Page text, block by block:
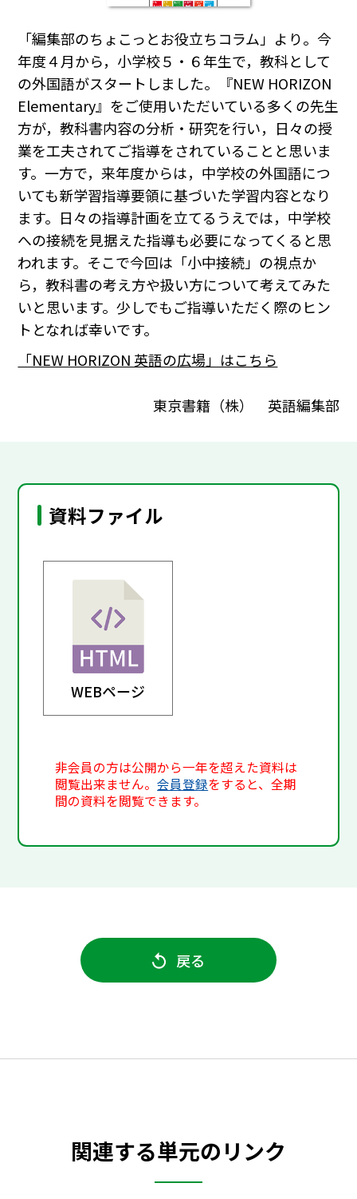
「編集部のちょこっとお役立ちコラム」より。今
年度４月から，小学校５・６年生で，教科として
の外国語がスタートしました。『NEW HORIZON
Elementary』をご使用いただいている多くの先生
方が，教科書内容の分析・研究を行い，日々の授
業を工夫されてご指導をされていることと思いま
す。一方で，来年度からは，中学校の外国語につ
いても新学習指導要領に基づいた学習内容となり
ます。日々の指導計画を立てるうえでは，中学校
への接続を見据えた指導も必要になってくると思
われます。そこで今回は「小中接続」の視点か
ら，教科書の考え方や扱い方について考えてみた
いと思います。少しでもご指導いただく際のヒン
トとなれば幸いです。
「NEW HORIZON 英語の広場」はこちら
東京書籍（株） 英語編集部
資料ファイル
WEBページ
非会員の方は公開から一年を超えた資料は
閲覧出来ません。会員登録をすると、全期
間の資料を閲覧できます。
戻る
関連する単元のリンク